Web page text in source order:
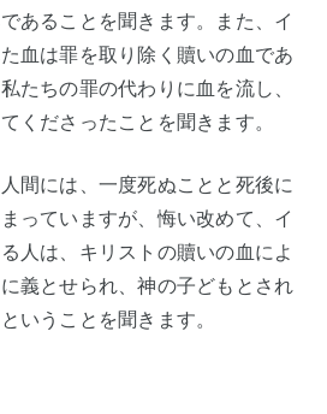
あることを聞きます。また、イ
血は罪を取り除く贖いの血であ
たちの罪の代わりに血を流し、
くださったことを聞きます。
間には、一度死ぬことと死後に
っていますが、悔い改めて、イ
人は、キリストの贖いの血によ
義とせられ、神の子どもとされ
いうことを聞きます。